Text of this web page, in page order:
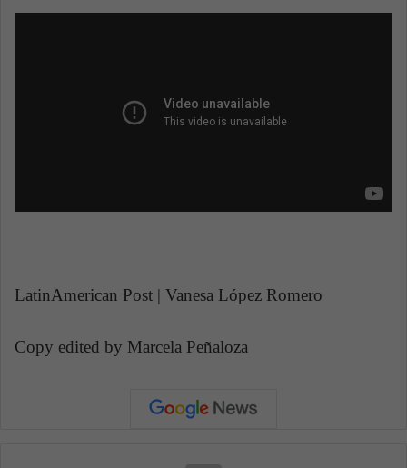
LatinAmerican Post | Vanesa López Romero
Copy edited by Marcela Peñaloza